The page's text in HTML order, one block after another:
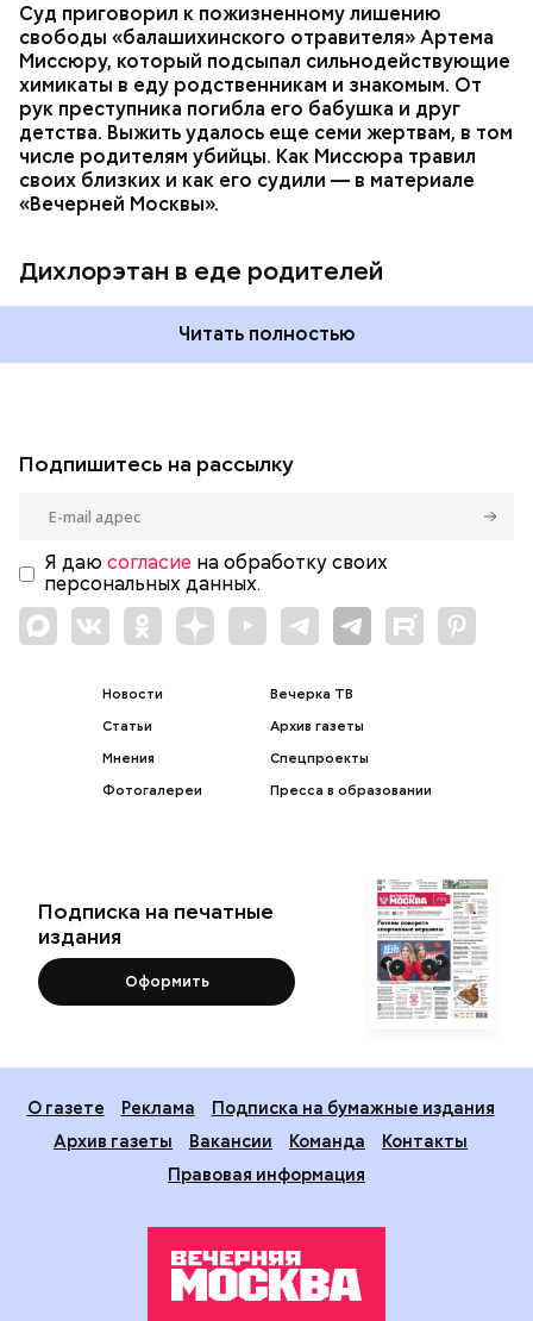
Суд приговорил к пожизненному лишению
свободы «балашихинского отравителя» Артема
Миссюру, который подсыпал сильнодействующие
химикаты в еду родственникам и знакомым. От
рук преступника погибла его бабушка и друг
детства. Выжить удалось еще семи жертвам, в том
числе родителям убийцы. Как Миссюра травил
своих близких и как его судили — в материале
«Вечерней Москвы».
Дихлорэтан в еде родителей
Читать полностью
Подпишитесь на рассылку
Я даю согласие на обработку своих
персональных данных.
Новости
Статьи
Мнения
Фотогалереи
Вечерка ТВ
Архив газеты
Спецпроекты
Пресса в образовании
Подписка на печатные
издания
Оформить
О газете Реклама
Подписка на бумажные издания
Архив газеты
Вакансии Команда
Контакты
Правовая информация